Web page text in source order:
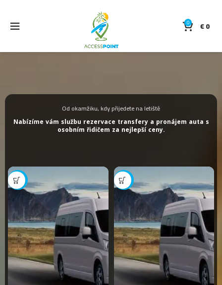
0 €0
Od okamžiku, kdy přijedete na letiště
Nabízíme vám službu rezervace transfery a pronájem auta s
osobním řidičem za nejlepší ceny.
-15% -12%